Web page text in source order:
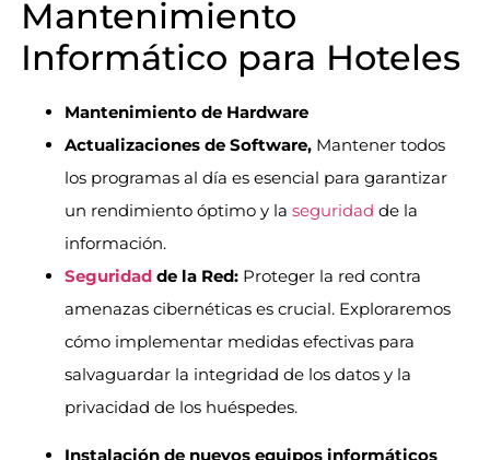
Mantenimiento
Informático para Hoteles
Mantenimiento de Hardware
Actualizaciones de Software, Mantener todos
los programas al día es esencial para garantizar
un rendimiento óptimo y la seguridad de la
información.
Seguridadde la Red:Proteger la red contra
amenazas cibernéticas es crucial. Exploraremos
cómo implementar medidas efectivas para
salvaguardar la integridad de los datos y la
privacidad de los huéspedes.
Instalación de nuevos equipos informáticos